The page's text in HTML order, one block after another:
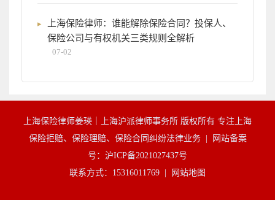
上海保险律师：谁能解除保险合同？投保人、
保险公司与有权机关三类规则全解析
07-02
上海保险律师姜瑛｜上海沪派律师事务所 版权所有 专注上海
保险拒赔、保险理赔、保险合同纠纷法律业务 |
网站备案
号：沪ICP备2021027437号
联系方式：15316011769 |
网站地图